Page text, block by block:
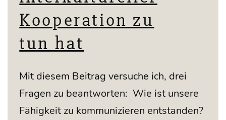
Kooperation zu
tun hat
Mit die­sem Bei­trag ver­su­che ich, drei
Fra­gen zu beant­wor­ten: Wie ist unse­re
Fähig­keit zu kom­mu­ni­zie­ren ent­stan­den?